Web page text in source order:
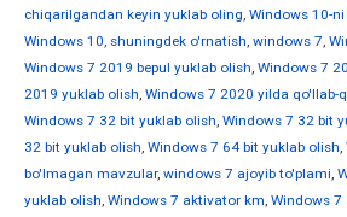
chiqarilgandan keyin yuklab oling, Windows 10-
Windows 10, shuningdek o'rnatish, windows 7,
Windows 7 2019 bepul yuklab olish, Windows 7
2019 yuklab olish, Windows 7 2020 yilda qo'llab-
Windows 7 32 bit yuklab olish, Windows 7 32 bit
32 bit yuklab olish, Windows 7 64 bit yuklab olish,
bo'lmagan mavzular, windows 7 ajoyib to'plami,
yuklab olish, Windows 7 aktivator km, Windows